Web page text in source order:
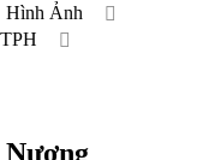
Hình Ảnh